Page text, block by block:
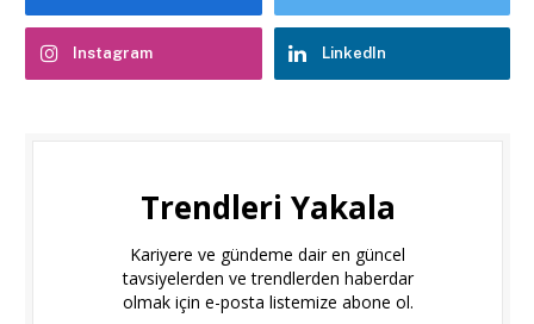
Instagram LinkedIn
Trendleri Yakala
Kariyere ve gündeme dair en güncel
tavsiyelerden ve trendlerden haberdar
olmak için e-posta listemize abone ol.